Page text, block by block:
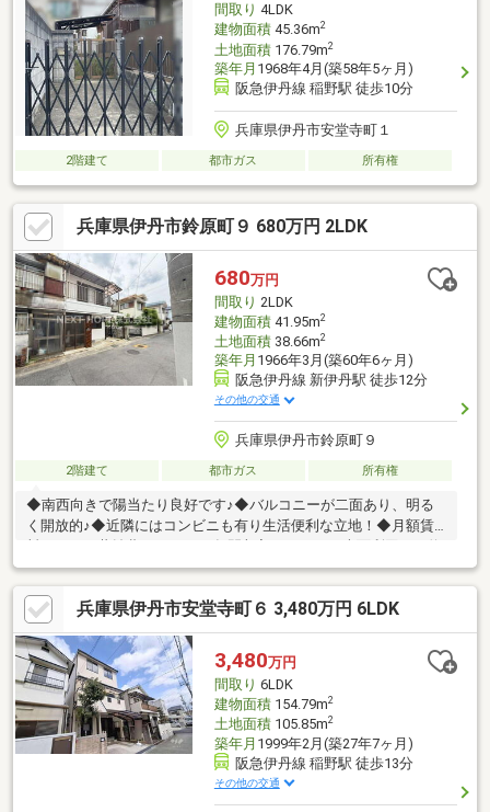
間取り 4LDK
建物面積45.36m2
土地面積176.79m2
築年月 1968年4月(築58年5ヶ月)
阪急伊丹線 稲野駅 徒歩10分
兵庫県伊丹市安堂寺町１
2階建て 都市ガス 所有権
兵庫県伊丹市鈴原町９ 680万円 2LDK
680万円
間取り 2LDK
建物面積41.95m2
土地面積38.66m2
築年月 1966年3月(築60年6ヶ月)
阪急伊丹線 新伊丹駅 徒歩12分
その他の交通
兵庫県伊丹市鈴原町９
2階建て 都市ガス 所有権
◆南西向きで陽当たり良好です♪◆バルコニーが二面あり、明る
く開放的♪◆近隣にはコンビニも有り生活便利な立地！◆月額賃
7.9％■□■周辺環境■□■コメダ珈琲店 伊丹昆陽店まで徒歩９分笹原
公園まで徒歩９分サンディ 伊丹昆陽店まで徒歩１２分スーパーオ
オジ 安堂寺店まで徒歩１３分阪急オアシス伊丹昆陽東店まで徒歩
１５分セブンイレブン 伊丹南鈴原2丁目店まで徒歩３分ローソン
ニシイチドラッグ伊丹鈴原店まで徒歩７分◇鈴原小学校◇南中学
校※賃貸中の為、内覧はできません。
兵庫県伊丹市安堂寺町６ 3,480万円 6LDK
3,480万円
間取り 6LDK
建物面積154.79m2
土地面積105.85m2
築年月 1999年2月(築27年7ヶ月)
阪急伊丹線 稲野駅 徒歩13分
その他の交通